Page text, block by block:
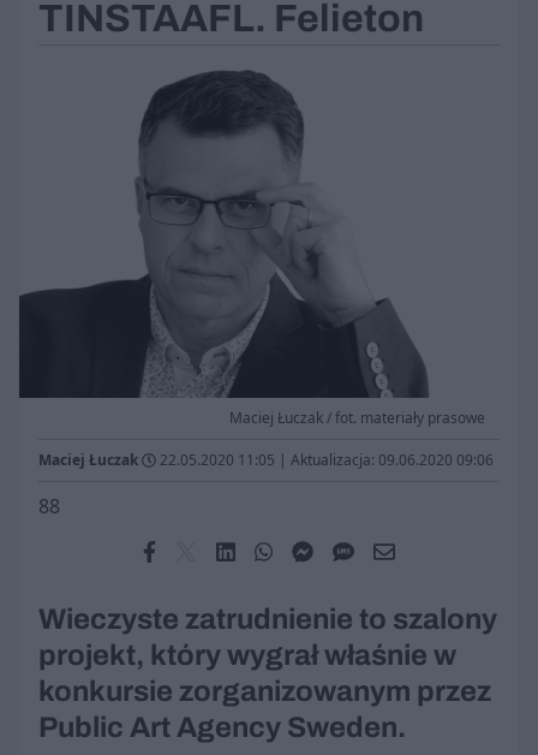
TINSTAAFL. Felieton
Maciej Łuczak / fot. materiały prasowe
Maciej Łuczak 22.05.2020 11:05 | Aktualizacja: 09.06.2020 09:06
88
Wieczyste zatrudnienie to szalony
projekt, który wygrał właśnie w
konkursie zorganizowanym przez
Public Art Agency Sweden.